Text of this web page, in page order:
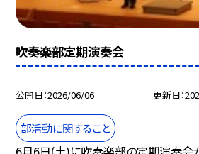
吹奏楽部定期演奏会
公開日 2026/06/06 更新日
部活動に関すること